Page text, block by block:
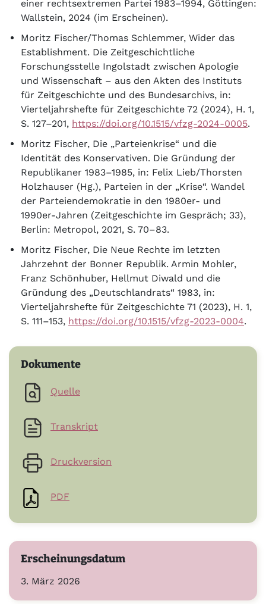
einer rechtsextremen Partei 1983–1994, Göttingen:
Wallstein, 2024 (im Erscheinen).
Moritz Fischer/Thomas Schlemmer, Wider das
Establishment. Die Zeitgeschichtliche
Forschungsstelle Ingolstadt zwischen Apologie
und Wissenschaft – aus den Akten des Instituts
für Zeitgeschichte und des Bundesarchivs, in:
Vierteljahrshefte für Zeitgeschichte 72 (2024), H. 1,
S. 127–201, https://doi.org/10.1515/vfzg-2024-0005.
Moritz Fischer, Die „Parteienkrise“ und die
Identität des Konservativen. Die Gründung der
Republikaner 1983–1985, in: Felix Lieb/Thorsten
Holzhauser (Hg.), Parteien in der „Krise“. Wandel
der Parteiendemokratie in den 1980er- und
1990er-Jahren (Zeitgeschichte im Gespräch; 33),
Berlin: Metropol, 2021, S. 70–83.
Moritz Fischer, Die Neue Rechte im letzten
Jahrzehnt der Bonner Republik. Armin Mohler,
Franz Schönhuber, Hellmut Diwald und die
Gründung des „Deutschlandrats“ 1983, in:
Vierteljahrshefte für Zeitgeschichte 71 (2023), H. 1,
S. 111–153, https://doi.org/10.1515/vfzg-2023-0004.
Dokumente
Quelle
Transkript
Druckversion
PDF
Erscheinungsdatum
3. März 2026